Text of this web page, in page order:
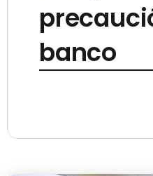
banco